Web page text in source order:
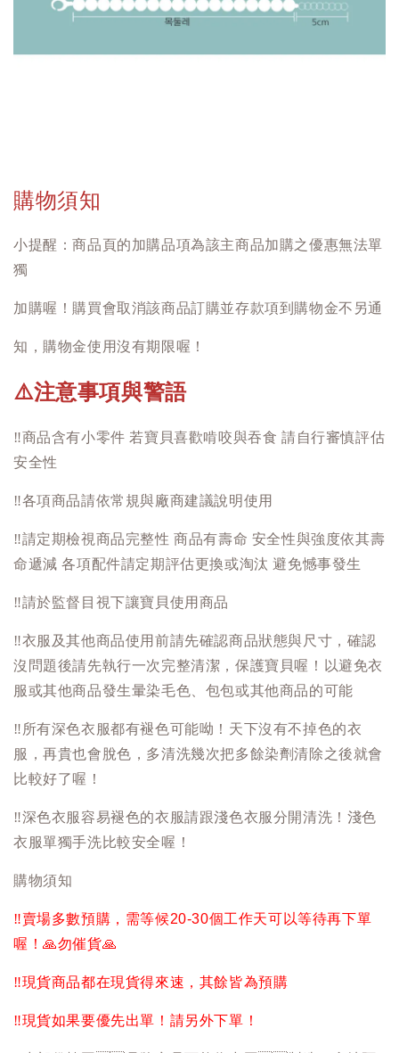
購物須知
小提醒：商品頁的加購品項為該主商品加購之優惠無法單
獨
加購喔！購買會取消該商品訂購並存款項到購物金不另通
知，購物金使用沒有期限喔！
⚠️注意事項與警語
‼️商品含有小零件 若寶貝喜歡啃咬與吞食 請自行審慎評估
安全性
‼️各項商品請依常規與廠商建議說明使用
‼️請定期檢視商品完整性 商品有壽命 安全性與強度依其壽
命遞減 各項配件請定期評估更換或淘汰 避免憾事發生
‼️請於監督目視下讓寶貝使用商品
‼️衣服及其他商品使用前請先確認商品狀態與尺寸，確認
沒問題後請先執行一次完整清潔，保護寶貝喔！以避免衣
服或其他商品發生暈染毛色、包包或其他商品的可能
‼️ 所有深色衣服都有褪色可能呦！天下沒有不掉色的衣
服，再貴也會脫色，多清洗幾次把多餘染劑清除之後就會
比較好了喔！
‼️深色衣服容易褪色的衣服請跟淺色衣服分開清洗！淺色
衣服單獨手洗比較安全喔！
購物須知
‼️賣場多數預購，需等候20-30個工作天可以等待再下單
喔！🙏勿催貨🙏
‼️現貨商品都在現貨得來速，其餘皆為預購
‼️現貨如果要優先出單！請另外下單！